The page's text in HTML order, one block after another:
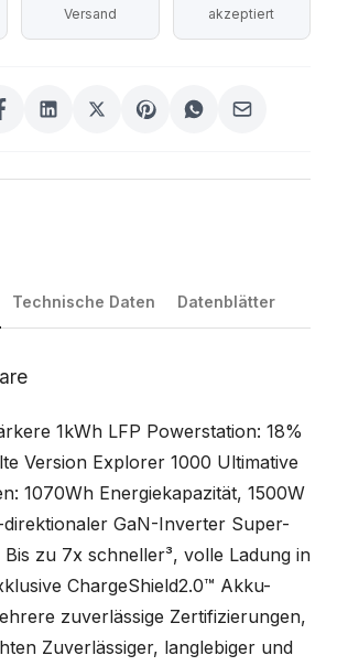
Versand
akzeptiert
Technische Daten Datenblätter
1kWh LFP Powerstation: 18%
Version Explorer 1000 Ultimative
1070Wh Energiekapazität, 1500W
direktionaler GaN-Inverter Super-
zu 7x schneller³, volle Ladung in
ChargeShield2.0™ Akku-
zuverlässige Zertifizierungen,
Zuverlässiger, langlebiger und